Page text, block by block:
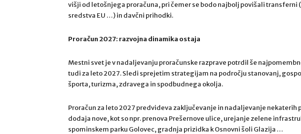
višji od letošnjega proračuna, pri čemer se bodo najbolj povišali transferni
sredstva EU …) in davčni prihodki.
Proračun 2027: razvojna dinamika ostaja
Mestni svet je v nadaljevanju proračunske razprave potrdil še
tudi za leto 2027. Sledi sprejetim strategijam na področju stanovanj,
športa, turizma, zdravega in spodbudnega okolja.
Proračun za leto 2027 predvideva zaključevanje in nadaljevanje
dodaja nove, kot so npr. prenova Prešernove ulice, urejanje zelene
spominskem parku Golovec, gradnja prizidka k Osnovni šoli Glazija …